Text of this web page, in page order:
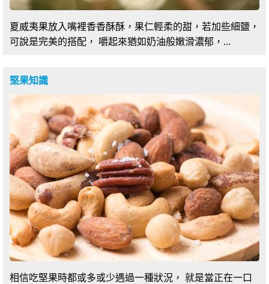
夏威夷果放入嘴裡香香酥酥，果仁輕柔的甜，若加些細鹽，
可說是完美的搭配， 嚼起來猶如奶油般嫩滑濃郁，...
堅果知識
相信吃堅果時都或多或少遇過一種狀況， 就是當正在一口